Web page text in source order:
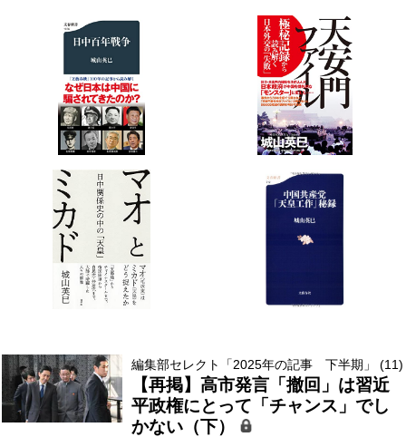
編集部セレクト「2025年の記事 下半期」 (11)
【再掲】高市発言「撤回」は習近
平政権にとって「チャンス」でし
かない（下）